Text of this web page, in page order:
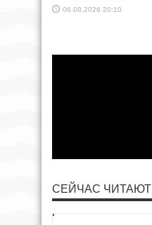
06.08.2026 20:10
СЕЙЧАС ЧИТАЮТ